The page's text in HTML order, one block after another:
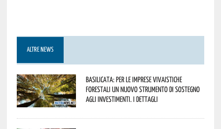
ALTRE NEWS
Basilicata: per le imprese vivaistiche
forestali un nuovo strumento di sostegno
agli investimenti. I dettagli